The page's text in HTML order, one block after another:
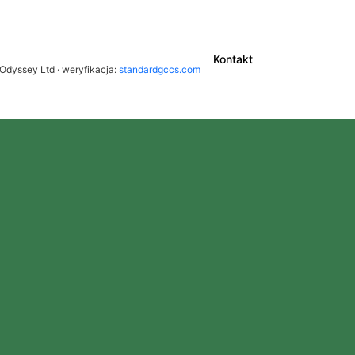
Ltd · weryfikacja:standardgccs.com
Kontakt